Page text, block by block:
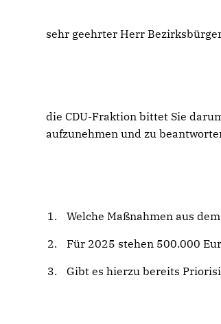
sehr geehrter Herr
die CDU-Fraktion bittet Sie
aufzunehmen und zu
Welche Maßnahmen aus
Für 2025 stehen 500.000
Gibt es hierzu bereits